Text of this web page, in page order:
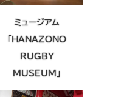
ミュージアム
「HANAZONO
RUGBY
MUSEUM」